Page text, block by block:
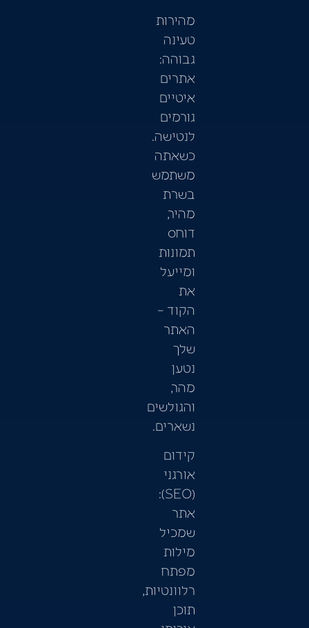
מהירות
טעינה
גבוהה:
אתרים
איטיים
גורמים
לנטישה.
כשאתה
משתמש
בשרת
מהיר,
דוחס
תמונות
ומייעל
את
הקוד –
האתר
שלך
נטען
מהר,
והגולשים
נשארים.
קידום
אורגני
(SEO):
אתר
שמכיל
מילות
מפתח
רלוונטיות,
תוכן